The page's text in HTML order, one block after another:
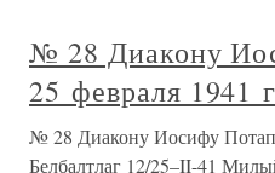
№ 28 Диакону
25 февраля 1941
№ 28 Диакону Иосифу
Белбалтлаг 12/25–II-41